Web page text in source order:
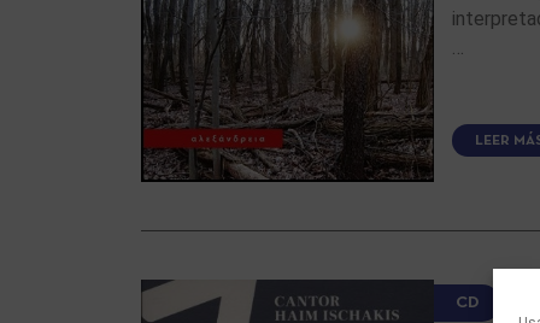
…
LEER
CD